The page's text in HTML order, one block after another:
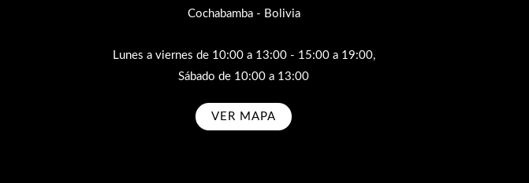
Cochabamba - Bolivia
Lunes a viernes de 10:00 a 13:00 - 15:00 a 19:00,
Sábado de 10:00 a 13:00
VER MAPA